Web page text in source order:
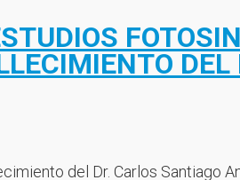
del Dr. Carlos